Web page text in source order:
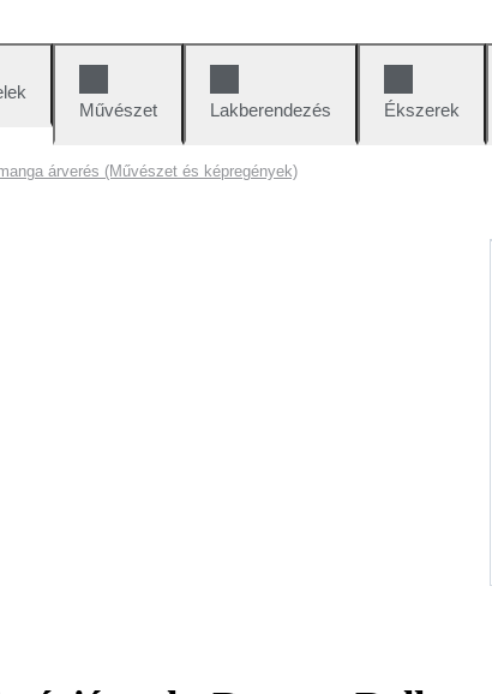
Művészet
Lakberendezés Ékszerek
árverés (Művészet és képregények)